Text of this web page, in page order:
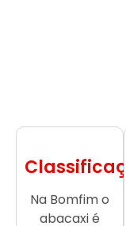
Na Bomfim o
abacaxi é